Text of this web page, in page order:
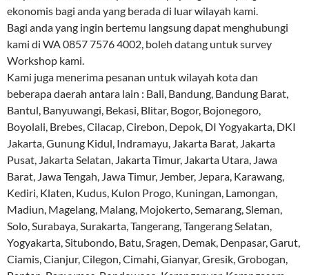
ekonomis bagi anda yang berada di luar wilayah kami.
Bagi anda yang ingin bertemu langsung dapat menghubungi
kami di WA 0857 7576 4002, boleh datang untuk survey
Workshop kami.
Kami juga menerima pesanan untuk wilayah kota dan
beberapa daerah antara lain : Bali, Bandung, Bandung Barat,
Bantul, Banyuwangi, Bekasi, Blitar, Bogor, Bojonegoro,
Boyolali, Brebes, Cilacap, Cirebon, Depok, DI Yogyakarta, DKI
Jakarta, Gunung Kidul, Indramayu, Jakarta Barat, Jakarta
Pusat, Jakarta Selatan, Jakarta Timur, Jakarta Utara, Jawa
Barat, Jawa Tengah, Jawa Timur, Jember, Jepara, Karawang,
Kediri, Klaten, Kudus, Kulon Progo, Kuningan, Lamongan,
Madiun, Magelang, Malang, Mojokerto, Semarang, Sleman,
Solo, Surabaya, Surakarta, Tangerang, Tangerang Selatan,
Yogyakarta, Situbondo, Batu, Sragen, Demak, Denpasar, Garut,
Ciamis, Cianjur, Cilegon, Cimahi, Gianyar, Gresik, Grobogan,